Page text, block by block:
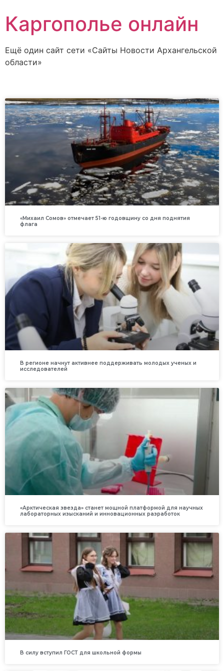
Каргополье онлайн
Ещё один сайт сети «Сайты Новости Архангельской
области»
«Михаил Сомов» отмечает 51-ю годовщину со дня поднятия
флага
В регионе начнут активнее поддерживать молодых ученых и
исследователей
«Арктическая звезда» станет мощной платформой для научных
лабораторных изысканий и инновационных разработок
В силу вступил ГОСТ для школьной формы